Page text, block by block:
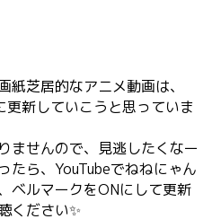
芝居的なアニメ動画は、
新していこうと思っていま
ませんので、見逃したくなー
たら、YouTubeでねねにゃん
ベルマークをONにして更新
ください✨